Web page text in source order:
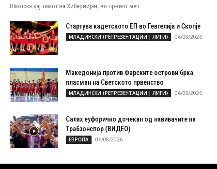
Шкотска кај тимот на Хибернијан, во првиот меч...
Стартува кадетското ЕП во Гевгелија и Скопје
МЛАДИНСКИ (РЕПРЕЗЕНТАЦИИ | ЛИГИ) 06/08/2026
Македонија против Фарските острови брка
пласман на Светското првенство
МЛАДИНСКИ (РЕПРЕЗЕНТАЦИИ | ЛИГИ) 06/08/2026
Салах еуфорично дочекан од навивачите на
Трабзонспор (ВИДЕО)
ЕВРОПА 06/08/2026